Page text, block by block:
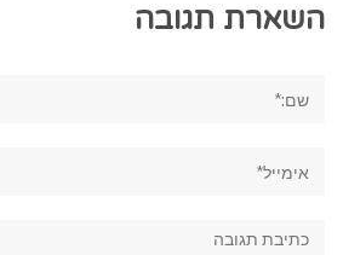
השארת תגובה